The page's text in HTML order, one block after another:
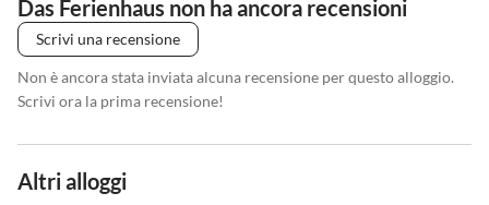
CittÃ
Lucca 26 km - Marina di Pisa 41 km - Pisa 26 km - Livorno 41 km -
Volterra 58 km - Firenze 71 km
Das Ferienhaus non ha ancora recensioni
Scrivi una recensione
Non è ancora stata inviata alcuna recensione per questo alloggio.
Scrivi ora la prima recensione!
Altri alloggi